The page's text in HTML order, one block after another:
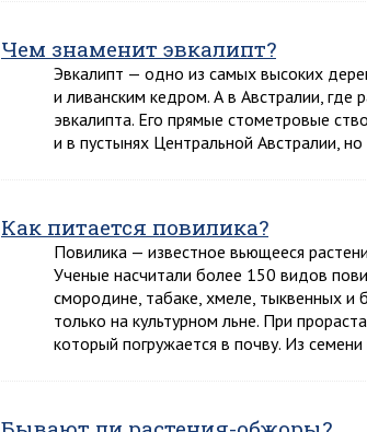
Чем знаменит эвкалипт?
Эвкалипт — одно из самых высоких
и ливанским кедром. А в Австралии, где
эвкалипта. Его прямые стометровые
и в пустынях Центральной Австралии,
Как питается повилика?
Повилика — известное вьющееся
Ученые насчитали более 150 видов
смородине, табаке, хмеле, тыквенных и
только на культурном льне. При
который погружается в почву. Из семени